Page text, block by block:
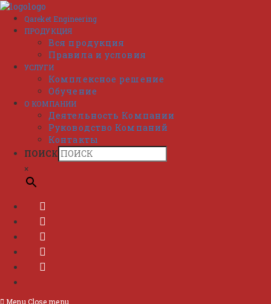
Перейти
содержимому
Qareket Engineering
ПРОДУКЦИЯ
Вся продукция
Правила и условия
УСЛУГИ
Комплексное решение
Обучение
О КОМПАНИИ
Деятельность Компании
Руководство Компаний
Контакты
ПОИСК
×
Menu Close menu